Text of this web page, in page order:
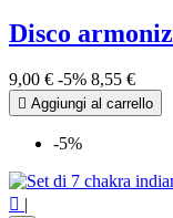
Disco
9,00 € -5% 8,55 €
 Aggiungi al carrello
-5%
 |